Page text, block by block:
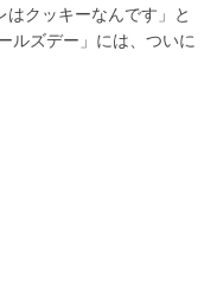
クッキーなんです」と
ルズデー」には、ついに